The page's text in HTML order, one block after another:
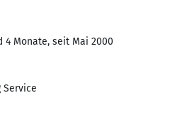
4 Monate, seit Mai 2000